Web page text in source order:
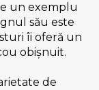
un exemplu
său este
îi oferă un
obișnuit.
de